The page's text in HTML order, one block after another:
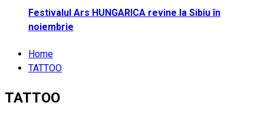
Festivalul Ars HUNGARICA revine la Sibiu în
noiembrie
Home
TATTOO
TATTOO